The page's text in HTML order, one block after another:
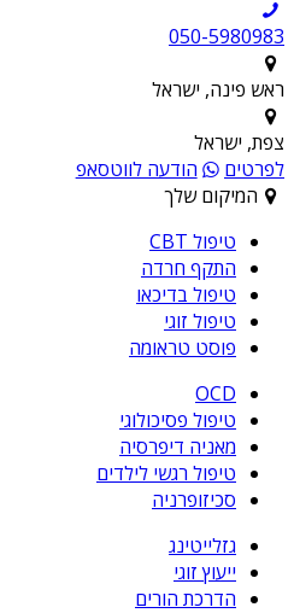
050-5980983
ראש פינה, ישראל
צפת, ישראל
לפרטים
הודעה לווטסאפ
המיקום שלך
טיפול CBT
התקף חרדה
טיפול בדיכאו
טיפול זוגי
פוסט טראומה
OCD
טיפול פסיכולוגי
מאניה דיפרסיה
טיפול רגשי לילדים
סכיזופרניה
גזלייטינג
ייעוץ זוגי
הדרכת הורים